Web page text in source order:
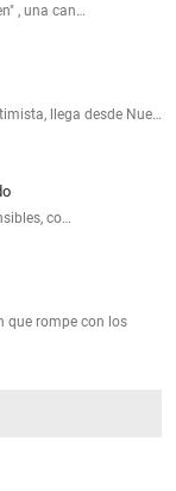
, una can…
llega desde Nue…
co…
que rompe con los